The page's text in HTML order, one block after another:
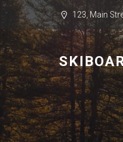
123, Main